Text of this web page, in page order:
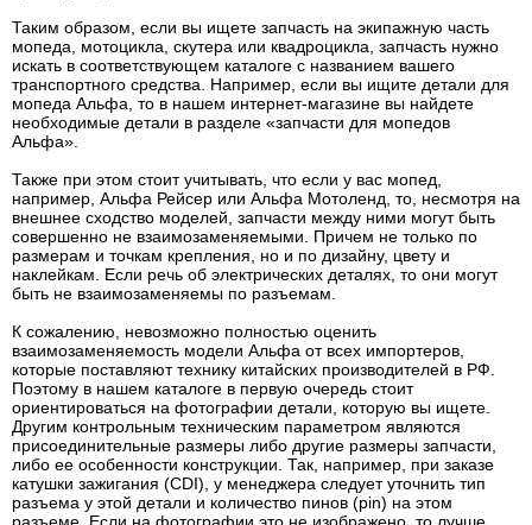
Таким образом, если вы ищете запчасть на экипажную часть
мопеда, мотоцикла, скутера или квадроцикла, запчасть нужно
искать в соответствующем каталоге с названием вашего
транспортного средства. Например, если вы ищите детали для
мопеда Альфа, то в нашем интернет-магазине вы найдете
необходимые детали в разделе «запчасти для мопедов
Альфа».
Также при этом стоит учитывать, что если у вас мопед,
например, Альфа Рейсер или Альфа Мотоленд, то, несмотря на
внешнее сходство моделей, запчасти между ними могут быть
совершенно не взаимозаменяемыми. Причем не только по
размерам и точкам крепления, но и по дизайну, цвету и
наклейкам. Если речь об электрических деталях, то они могут
быть не взаимозаменяемы по разъемам.
К сожалению, невозможно полностью оценить
взаимозаменяемость модели Альфа от всех импортеров,
которые поставляют технику китайских производителей в РФ.
Поэтому в нашем каталоге в первую очередь стоит
ориентироваться на фотографии детали, которую вы ищете.
Другим контрольным техническим параметром являются
присоединительные размеры либо другие размеры запчасти,
либо ее особенности конструкции. Так, например, при заказе
катушки зажигания (CDI), у менеджера следует уточнить тип
разъема у этой детали и количество пинов (pin) на этом
разъеме. Если на фотографии это не изображено, то лучше